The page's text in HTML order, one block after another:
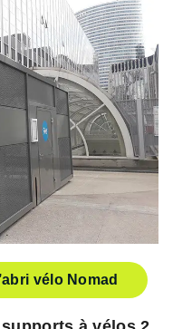
vélo Nomad